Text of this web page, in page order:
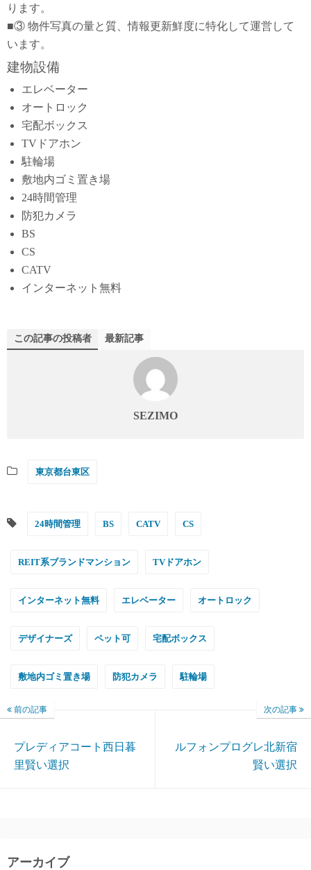
ります。
■③ 物件写真の量と質、情報更新鮮度に特化して運営して
います。
建物設備
エレベーター
オートロック
宅配ボックス
TVドアホン
駐輪場
敷地内ゴミ置き場
24時間管理
防犯カメラ
BS
CS
CATV
インターネット無料
この記事の投稿者 最新記事
SEZIMO
東京都台東区
24時間管理 BS CATV CS
REIT系ブランドマンション TVドアホン
インターネット無料 エレベーター オートロック
デザイナーズ ペット可 宅配ボックス
敷地内ゴミ置き場 防犯カメラ 駐輪場
前の記事
プレディアコート西日暮
里賢い選択
次の記事
ルフォンプログレ北新宿
賢い選択
アーカイブ